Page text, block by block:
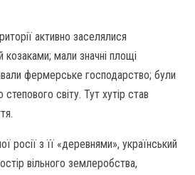
активно заселялися
мали значні площі
фермерське господарство; були
світу. Тут хутір став
росії з її «деревнями», український
вільного землеробства,